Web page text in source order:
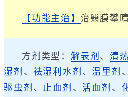
【功能主治】 治翳膜攀
方剂类型： 解表剂 、清
湿剂 、祛湿利水剂 、温里剂
驱虫剂 、 止血剂 、 活血剂 、